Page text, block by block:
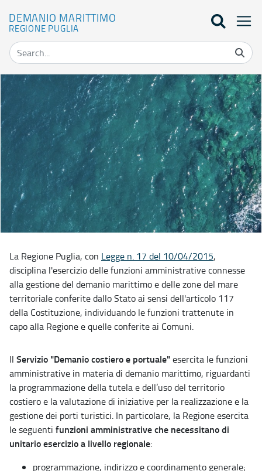
DEMANIO MARITTIMO
REGIONE PUGLIA
Home - Demanio marittimo
La Regione Puglia, con Legge n. 17 del 10/04/2015,
disciplina l'esercizio delle funzioni amministrative connesse
alla gestione del demanio marittimo e delle zone del mare
territoriale conferite dallo Stato ai sensi dell'articolo 117
della Costituzione, individuando le funzioni trattenute in
capo alla Regione e quelle conferite ai Comuni.
Il Servizio "Demanio costiero e portuale"esercita le funzioni
amministrative in materia di demanio marittimo, riguardanti
la programmazione della tutela e dell’uso del territorio
costiero e la valutazione di iniziative per la realizzazione e la
gestione dei porti turistici. In particolare, la Regione esercita
le seguenti funzioni amministrative che necessitano di
unitario esercizio a livello regionale:
programmazione, indirizzo e coordinamento generale;